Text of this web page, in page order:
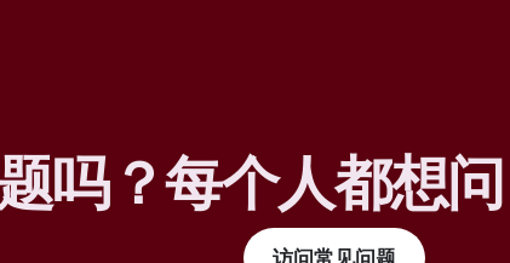
吗？每个人都想问
访问常见问题